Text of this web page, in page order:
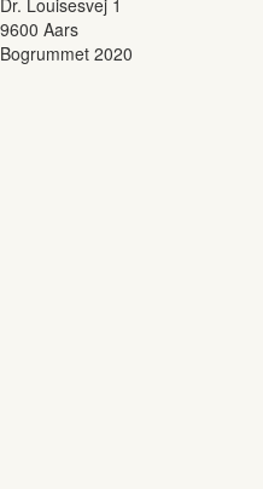
9600 Aars
Bogrummet 2020